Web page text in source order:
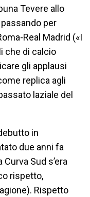
Tevere allo
passando per
Real Madrid («I
che di calcio
gli applausi
replica agli
laziale del
in
due anni fa
Sud s’era
rispetto,
Rispetto